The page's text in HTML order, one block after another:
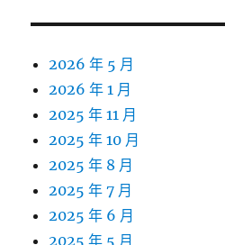
2026 年 5 月
2026 年 1 月
2025 年 11 月
2025 年 10 月
2025 年 8 月
2025 年 7 月
2025 年 6 月
2025 年 5 月